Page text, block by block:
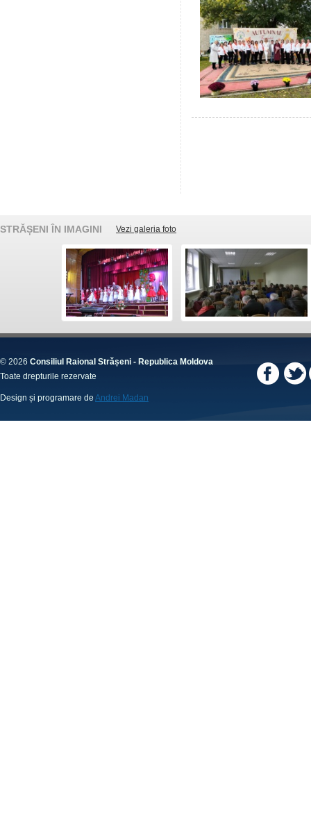
STRĂȘENI ÎN IMAGINI Vezi galeria foto
© 2026 Consiliul Raional Strășeni - Republica Moldova
Toate drepturile rezervate
Design și programare de Andrei Madan